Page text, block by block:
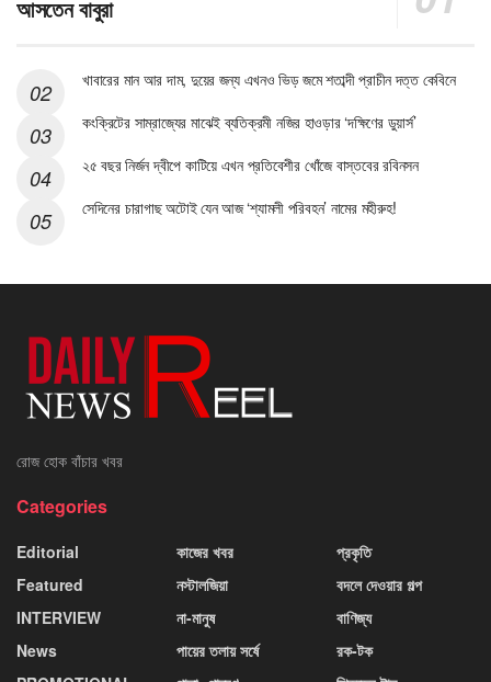
আসতেন বাবুরা
খাবারের মান আর দাম, দুয়ের জন্য এখনও ভিড় জমে শতাব্দী প্রাচীন দত্ত কেবিনে
কংক্রিটের সাম্রাজ্যের মাঝেই ব্যতিক্রমী নজির হাওড়ার ‘দক্ষিণের ডুয়ার্স’
২৫ বছর নির্জন দ্বীপে কাটিয়ে এখন প্রতিবেশীর খোঁজে বাস্তবের রবিনসন
সেদিনের চারাগাছ অটোই যেন আজ ‘শ্যামলী পরিবহন’ নামের মহীরুহ!
রোজ হোক বাঁচার খবর
Categories
Editorial
Featured
INTERVIEW
News
কাজের খবর
নস্টালজিয়া
না-মানুষ
পায়ের তলায় সর্ষে
প্রকৃতি
বদলে দেওয়ার গল্প
বাণিজ্য
রক-টক